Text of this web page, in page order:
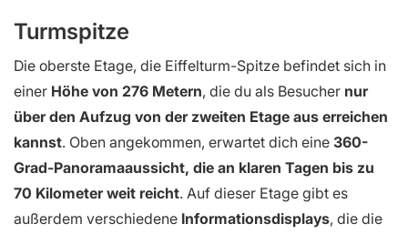
Turmspitze
Die oberste Etage, die Eiffelturm-Spitze befindet sich in
einer Höhe von 276 Metern, die du als Besucher nur
über den Aufzug von der zweiten Etage aus erreichen
kannst. Oben angekommen, erwartet dich eine 360-
Grad-Panoramaaussicht, die an klaren Tagen bis zu
70 Kilometer weit reicht. Auf dieser Etage gibt es
außerdem verschiedene Informationsdisplays, die die